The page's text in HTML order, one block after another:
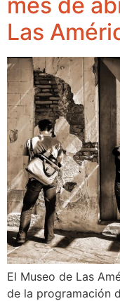
Las
El Museo de Las
de la programación